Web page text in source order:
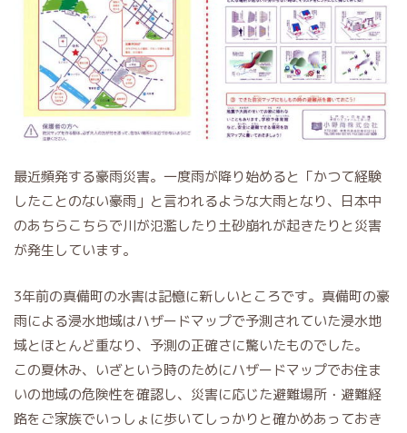
最近頻発する豪雨災害。一度雨が降り始めると「かつて経験
したことのない豪雨」と言われるような大雨となり、日本中
のあちらこちらで川が氾濫したり土砂崩れが起きたりと災害
が発生しています。
3年前の真備町の水害は記憶に新しいところです。真備町の豪
雨による浸水地域はハザードマップで予測されていた浸水地
域とほとんど重なり、予測の正確さに驚いたものでした。
この夏休み、いざという時のためにハザードマップでお住ま
いの地域の危険性を確認し、災害に応じた避難場所・避難経
路をご家族でいっしょに歩いてしっかりと確かめあっておき